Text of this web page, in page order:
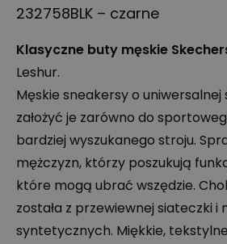
232758BLK – czarne
Klasyczne buty męskie
Leshur.
Męskie sneakersy o uniwersalnej
założyć je zarówno do
bardziej wyszukanego stroju.
mężczyzn, którzy poszukują
które mogą ubrać wszędzie.
została z przewiewnej siateczki i
syntetycznych. Miękkie,